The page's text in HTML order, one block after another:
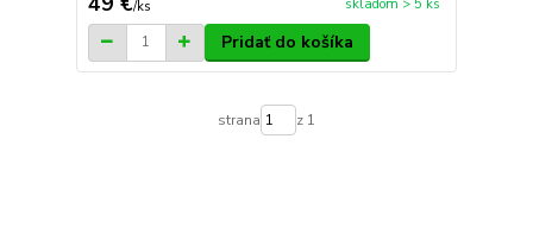
/ks skladom > 5 ks
Pridať do košíka
strana z 1